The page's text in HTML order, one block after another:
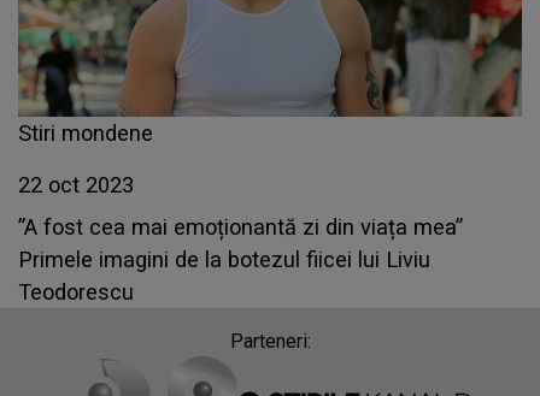
Stiri mondene
22 oct 2023
”A fost cea mai emoționantă zi din viața mea”
Primele imagini de la botezul fiicei lui Liviu
Teodorescu
Parteneri: